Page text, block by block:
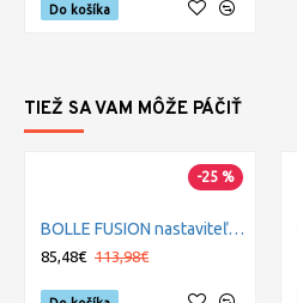
Do košíka
TIEŽ SA VAM MÔŽE PÁČIŤ
-25 %
BOLLE FUSION nastaviteľný filter
85,48€ 113,98€